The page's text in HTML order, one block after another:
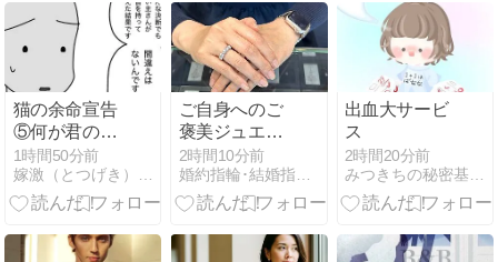
ることってあ
る？」
猫の余命宣告
⑤何が君のし
あわせ？
1時間50分前
ご自身へのご
褒美ジュエリ
ーにお選び頂
きました！！
2時間10分前
出血大サービ
ス
2時間20分前